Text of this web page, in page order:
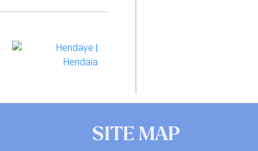
SITE MAP